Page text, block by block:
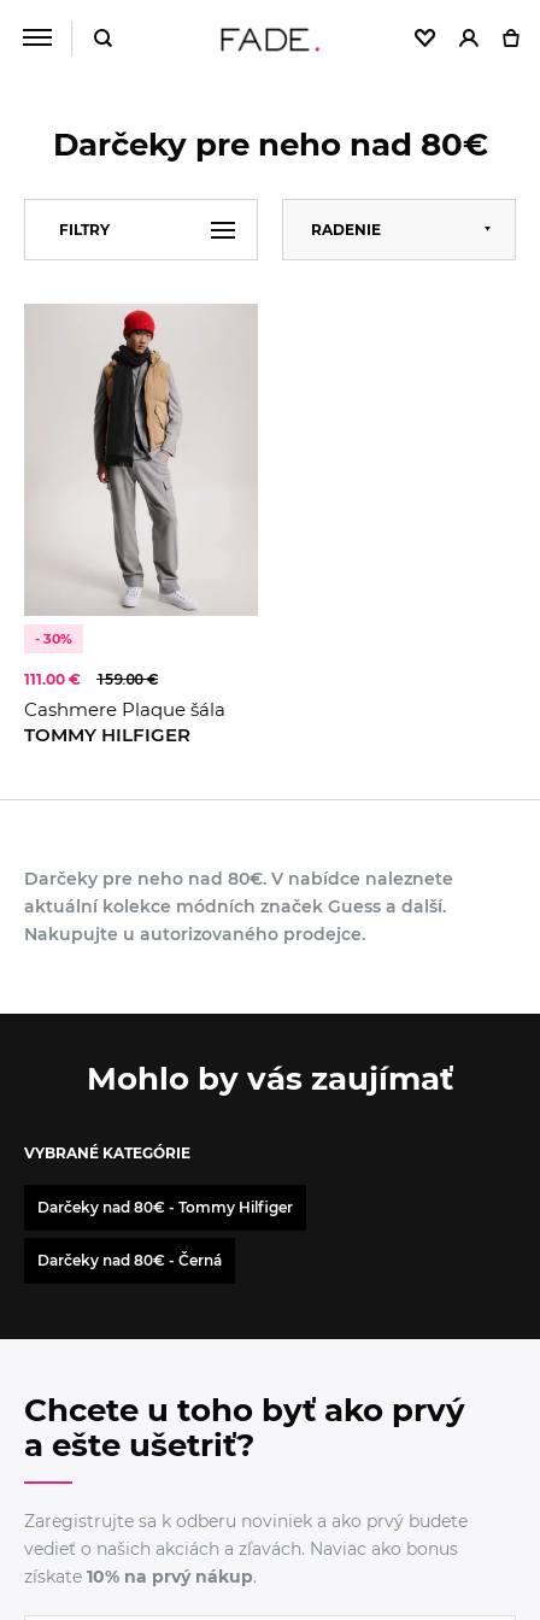
Darčeky pre neho nad 80€
FILTRY RADENIE
Predvolené
Abecedne
Univerzální
ZNAČKATommy Hilfiger
Černá
KOLEKCE
- 30%
111.00 € 159.00 €
Cashmere Plaque šála
TOMMY HILFIGER
Darčeky pre neho nad 80€. V nabídce naleznete
aktuální kolekce módních značek Guess a další.
Nakupujte u autorizovaného prodejce.
Mohlo by vás zaujímať
VYBRANÉ KATEGÓRIE
Darčeky nad 80€ - Tommy Hilfiger
Darčeky nad 80€ - Černá
Chcete u toho byť ako prvý
a ešte ušetriť?
Zaregistrujte sa k odberu noviniek a ako prvý budete
vedieť o našich akciách a zľavách. Naviac ako bonus
získate 10% na prvý nákup.